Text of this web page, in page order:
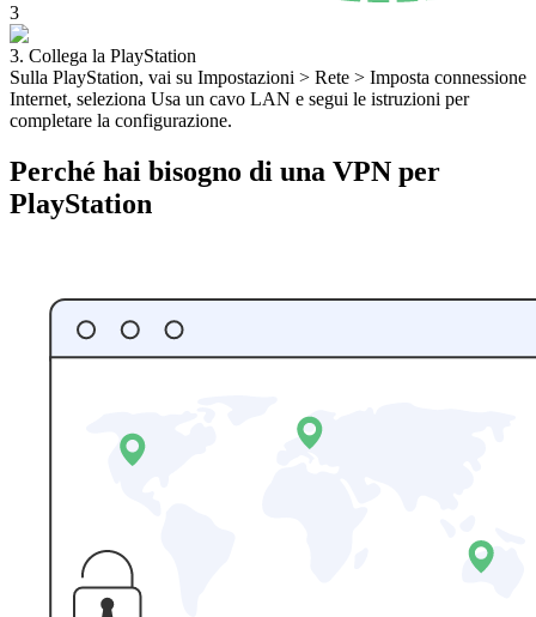
3
3. Collega la PlayStation
Sulla PlayStation, vai su Impostazioni > Rete > Imposta connessione
Internet, seleziona Usa un cavo LAN e segui le istruzioni per
completare la configurazione.
Perché hai bisogno di una VPN per
PlayStation